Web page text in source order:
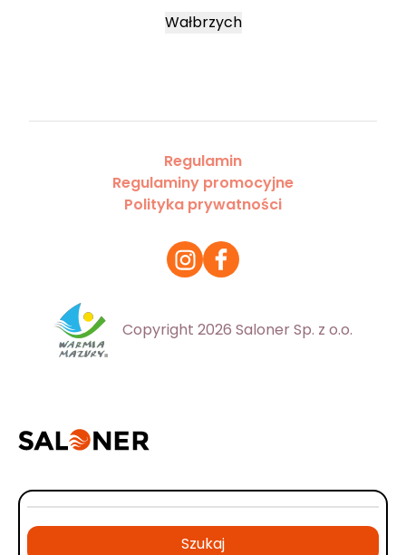
Wałbrzych
Regulamin
Regulaminy promocyjne
Polityka prywatności
Copyright 2026 Saloner Sp. z o.o.
Szukaj